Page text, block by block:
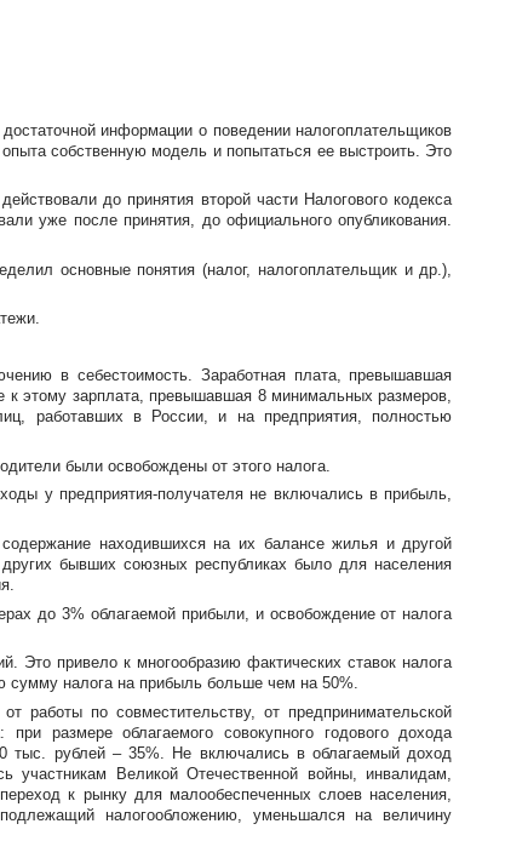
информации о поведении налогоплательщиков
собственную модель и попытаться ее выстроить. Это
до принятия второй части Налогового кодекса
уже после принятия, до официального опубликования.
основные понятия (налог, налогоплательщик и др.),
в себестоимость. Заработная плата, превышавшая
к этому зарплата, превышавшая 8 минимальных размеров,
работавших в России, и на предприятия, полностью
были освобождены от этого налога.
у предприятия-получателя не включались в прибыль,
находившихся на их балансе жилья и другой
бывших союзных республиках было для населения
до 3% облагаемой прибыли, и освобождение от налога
Это привело к многообразию фактических ставок налога
сумму налога на прибыль больше чем на 50%.
работы по совместительству, от предпринимательской
размере облагаемого совокупного годового дохода
рублей – 35%. Не включались в облагаемый доход
участникам Великой Отечественной войны, инвалидам,
к рынку для малообеспеченных слоев населения,
налогообложению, уменьшался на величину